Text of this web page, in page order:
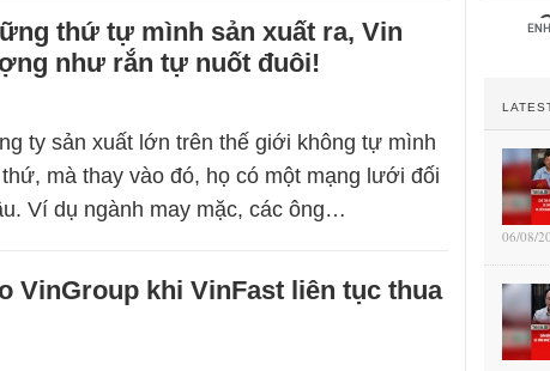
thứ tự mình sản xuất ra, Vin
như rắn tự nuốt đuôi!
ty sản xuất lớn trên thế giới không tự mình
mà thay vào đó, họ có một mạng lưới đối
Ví dụ ngành may mặc, các ông…
VinGroup khi VinFast liên tục thua
06/08/